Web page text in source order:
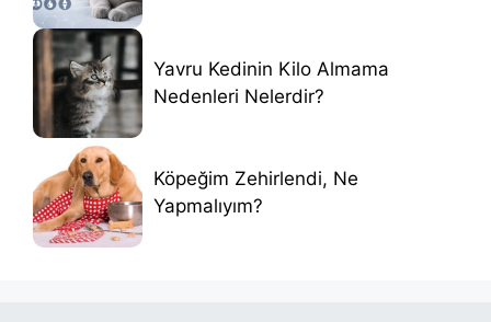
Yavru Kedinin Kilo Almama
Nedenleri Nelerdir?
Köpeğim Zehirlendi, Ne
Yapmalıyım?